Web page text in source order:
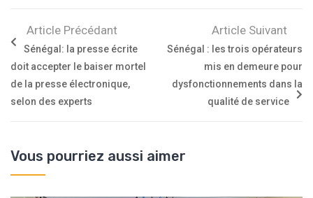
Article Précédant
Sénégal: la presse écrite
doit accepter le baiser mortel
de la presse électronique,
selon des experts
Article Suivant
Sénégal : les trois opérateurs
mis en demeure pour
dysfonctionnements dans la
qualité de service
Vous pourriez aussi aimer